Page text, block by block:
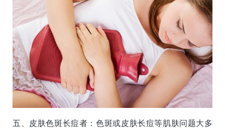
五、皮肤色斑长痘者：色斑或皮肤长痘等肌肤问题大多